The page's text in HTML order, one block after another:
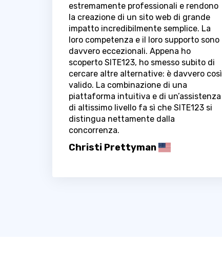
estremamente professionali e rendono
la creazione di un sito web di grande
impatto incredibilmente semplice. La
loro competenza e il loro supporto sono
davvero eccezionali. Appena ho
scoperto SITE123, ho smesso subito di
cercare altre alternative: è davvero così
valido. La combinazione di una
piattaforma intuitiva e di un’assistenza
di altissimo livello fa sì che SITE123 si
distingua nettamente dalla
concorrenza.
Christi Prettyman